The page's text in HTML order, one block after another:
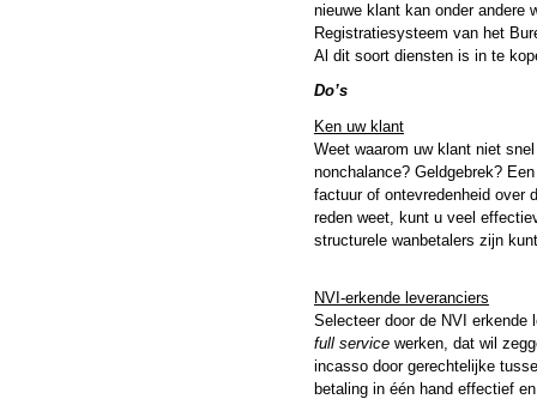
nieuwe klant kan onder andere
Registratiesysteem van het
Al dit soort diensten is in te
Do’s
Ken uw klant
Weet waarom uw klant niet
nonchalance? Geldgebrek?
factuur of ontevredenheid over
reden weet, kunt u veel
structurele wanbetalers zijn
NVI-erkende leveranciers
Selecteer door de NVI erkende
full service werken, dat wil
incasso door gerechtelijke
betaling in één hand effectief